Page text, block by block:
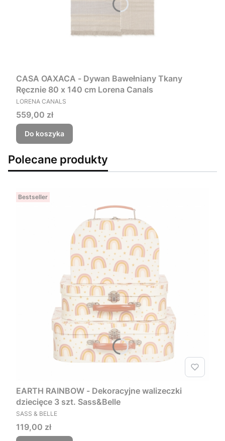
CASA OAXACA - Dywan Bawełniany Tkany
Ręcznie 80 x 140 cm Lorena Canals
PRODUCENT
LORENA CANALS
Cena
559,00 zł
Do koszyka
Polecane produkty
Bestseller
EARTH RAINBOW - Dekoracyjne walizeczki
dziecięce 3 szt. Sass&Belle
PRODUCENT
SASS & BELLE
Cena
119,00 zł